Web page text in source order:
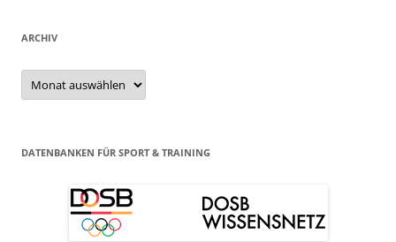
ARCHIV
Archiv
DATENBANKEN FÜR SPORT & TRAINING